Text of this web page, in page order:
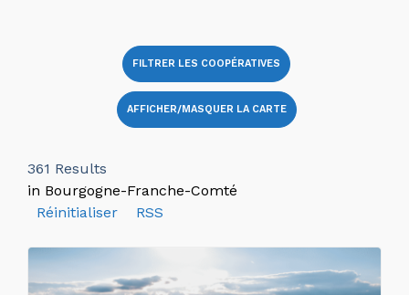
FILTRER LES COOPÉRATIVES
AFFICHER/MASQUER LA CARTE
361 Results
in Bourgogne-Franche-Comté
Réinitialiser
RSS